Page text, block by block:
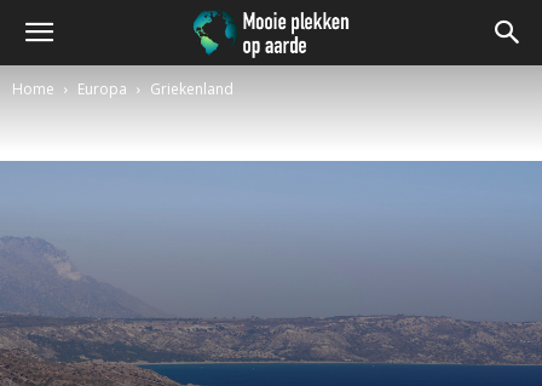
Home Europa Griekenland